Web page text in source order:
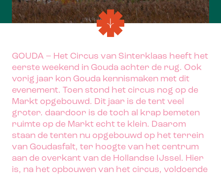
GOUDA – Het Circus van Sinterklaas heeft het
eerste weekend in Gouda achter de rug. Ook
vorig jaar kon Gouda kennismaken met dit
evenement. Toen stond het circus nog op de
Markt opgebouwd. Dit jaar is de tent veel
groter. daardoor is de toch al krap bemeten
ruimte op de Markt echt te klein. Daarom
staan de tenten nu opgebouwd op het terrein
van Goudasfalt, ter hoogte van het centrum
aan de overkant van de Hollandse IJssel. Hier
is, na het opbouwen van het circus, voldoende